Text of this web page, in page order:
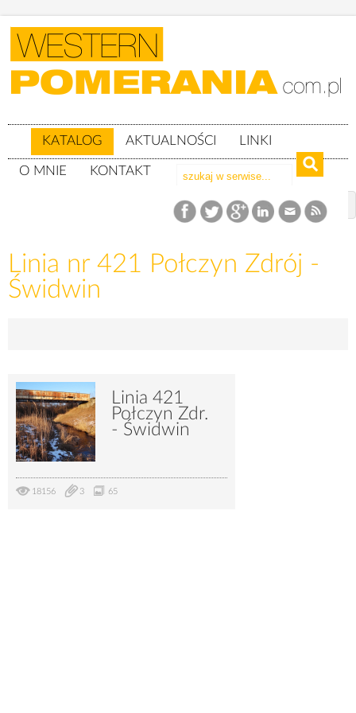
KATALOG AKTUALNOŚCI LINKI
O MNIE KONTAKT
Katalog Linie kolejowe
Linia nr 421 Połczyn Zdrój -
Świdwin
Linia 421
Połczyn Zdr.
- Świdwin
18156 3 65